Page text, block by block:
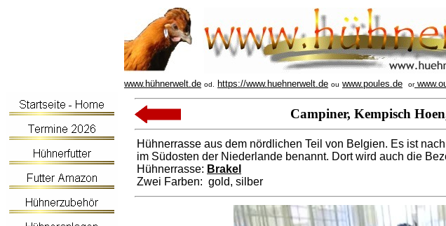
www.hühnerwelt.de od. https://www.huehnerwelt.de ou www.poules.de or
Campiner, Kempisch
Hühnerrasse aus dem nördlichen Teil von Belgien. Es ist
im Südosten der Niederlande benannt. Dort wird auch die
Hühnerrasse: Brakel
Zwei Farben: gold, silber